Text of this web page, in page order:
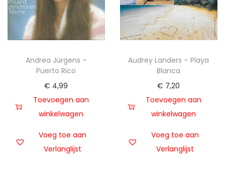
Andrea Jürgens –
Puerto Rico
€ 4,99
Toevoegen aan
winkelwagen
Voeg toe aan
Verlanglijst
Audrey Landers – Playa
Blanca
€ 7,20
Toevoegen aan
winkelwagen
Voeg toe aan
Verlanglijst